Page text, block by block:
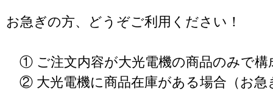
お急ぎの方、どうぞご利用ください！
① ご注文内容が大光電機の商品のみで構
② 大光電機に商品在庫がある場合（お急